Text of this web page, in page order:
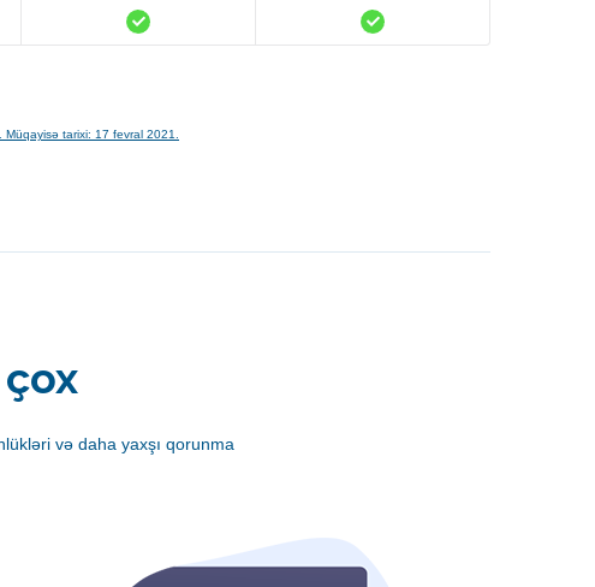
tarixi: 17 fevral 2021.
və daha yaxşı qorunma